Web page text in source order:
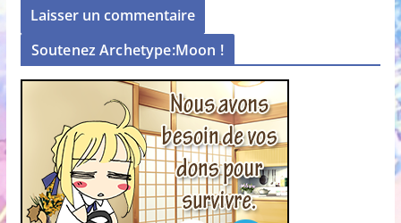
Soutenez Archetype:Moon !